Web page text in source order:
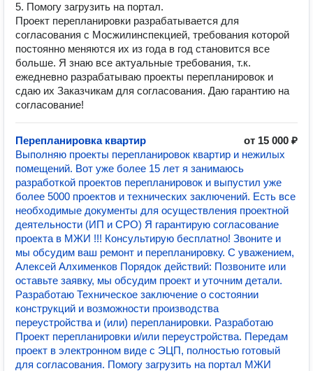
5. Помогу загрузить на портал.
Проект перепланировки разрабатывается для
согласования с Мосжилинспекцией, требования которой
постоянно меняются их из года в год становится все
больше. Я знаю все актуальные требования, т.к.
ежедневно разрабатываю проекты перепланировок и
сдаю их Заказчикам для согласования. Даю гарантию на
согласование!
Перепланировка квартир
от 15 000 ₽
Выполняю проекты перепланировок квартир и нежилых
помещений. Вот уже более 15 лет я занимаюсь
разработкой проектов перепланировок и выпустил уже
более 5000 проектов и технических заключений. Есть все
необходимые документы для осуществления проектной
деятельности (ИП и СРО) Я гарантирую согласование
проекта в МЖИ !!! Консультирую бесплатно! Звоните и
мы обсудим ваш ремонт и перепланировку. С уважением,
Алексей Алхименков Порядок действий: Позвоните или
оставьте заявку, мы обсудим проект и уточним детали.
Разработаю Техническое заключение о состоянии
конструкций и возможности производства
переустройства и (или) перепланировки. Разработаю
Проект перепланировки и/или переустройства. Передам
проект в электронном виде с ЭЦП, полностью готовый
для согласования. Помогу загрузить на портал МЖИ